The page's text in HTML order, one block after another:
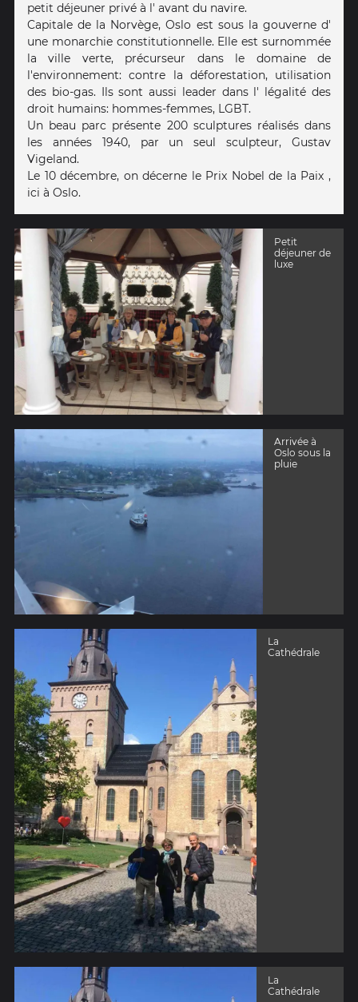
petit déjeuner privé à l' avant du navire.
Capitale de la Norvège, Oslo est sous la gouverne d'
une monarchie constitutionnelle. Elle est surnommée
la ville verte, précurseur dans le domaine de
l'environnement: contre la déforestation, utilisation
des bio-gas. Ils sont aussi leader dans l' légalité des
droit humains: hommes-femmes, LGBT.
Un beau parc présente 200 sculptures réalisés dans
les années 1940, par un seul sculpteur, Gustav
Vigeland.
Le 10 décembre, on décerne le Prix Nobel de la Paix ,
ici à Oslo.
Petit
déjeuner de
luxe
Arrivée à
Oslo sous la
pluie
La
Cathédrale
La
Cathédrale